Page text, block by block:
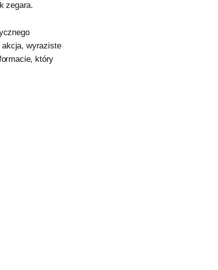
zegara.
akcja, wyraziste
który